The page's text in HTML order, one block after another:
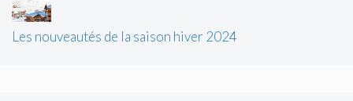
Les nouveautés de la saison hiver 2024